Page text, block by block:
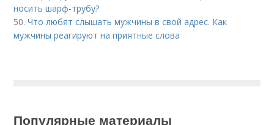
носить шарф-трубу?
50.Что любят слышать мужчины в свой адрес. Как
мужчины реагируют на приятные слова
Популярные материалы